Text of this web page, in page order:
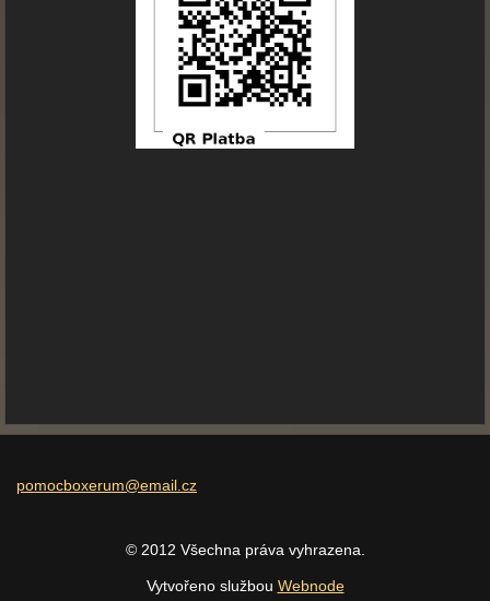
pomocboxerum@email.cz
© 2012 Všechna práva vyhrazena.
Vytvořeno službou Webnode